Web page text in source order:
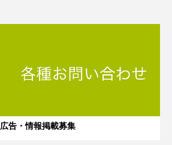
広告・情報掲載募集